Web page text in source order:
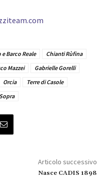
Barco Reale
Chianti Rùfina
Mazzei
Gabrielle Gorelli
Orcia
Terre di Casole
Articolo successivo
Nasce CADIS 1898